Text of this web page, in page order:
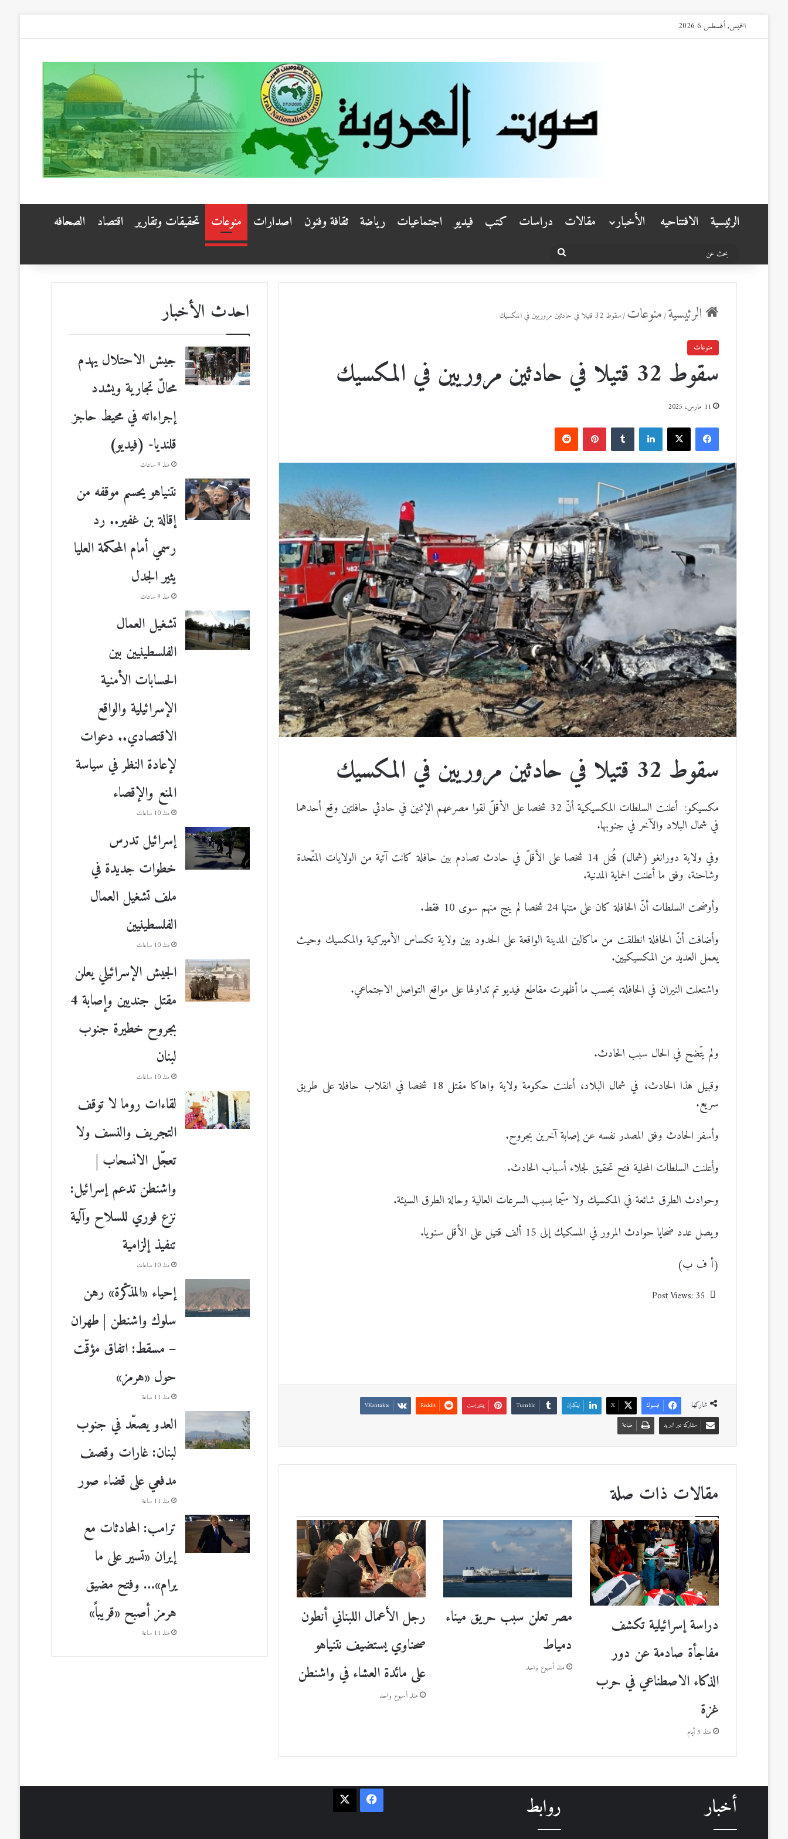
الخميس, أغسطس 6 2026
الرئيسية الافتتاحيه الأخبار مقالات دراسات كتب فيديو اجتماعيات رياضة ثقافة وفنون اصدارات منوعات تحقيقات وتقارير اقتصاد الصحافه
بحث
الرئيسية/منوعات/سقوط 32 قتيلا في حادثين مروريين في المكسيك
منوعات
سقوط 32 قتيلا في حادثين مروريين في المكسيك
11 مارس، 2025
ي
س
و
ك
X
ي
ن
ك
د
إ
T
u
m
b
l
r
ي
ن
ت
ي
ر
ي
س
ت
R
e
d
d
i
t
سقوط 32 قتيلا في حادثين مروريين في المكسيك
مكسيكو: أعلنت السلطات المكسيكية أنّ 32 شخصا على الأقلّ لقوا مصرعهم الإثنين في حادثي حافلتين وقع أحدهما
في شمال البلاد والآخر في جنوبها.
وفي ولاية دورانغو (شمال) قُتل 14 شخصا على الأقلّ في حادث تصادم بين حافلة كانت آتية من الولايات المتّحدة
وشاحنة، وفق ما أعلنت الحماية المدنية.
وأوضحت السلطات أنّ الحافلة كان على متنها 24 شخصا لم ينج منهم سوى 10 فقط.
وأضافت أنّ الحافلة انطلقت من ماكالين المدينة الواقعة على الحدود بين ولاية تكساس الأميركية والمكسيك وحيث
يعمل العديد من المكسيكيين.
واشتعلت النيران في الحافلة، بحسب ما أظهرت مقاطع فيديو تم تداولها على مواقع التواصل الاجتماعي.
ولم يتّضح في الحال سبب الحادث.
وقبيل هذا الحادث، في شمال البلاد، أعلنت حكومة ولاية واهاكا مقتل 18 شخصا في انقلاب حافلة على طريق
سريع.
وأسفر الحادث وفق المصدر نفسه عن إصابة آخرين بجروح.
وأعلنت السلطات المحلية فتح تحقيق لجلاء أسباب الحادث.
وحوادث الطرق شائعة في المكسيك ولا سيّما بسبب السرعات العالية وحالة الطرق السيئة.
ويصل عدد ضحايا حوادث المرور في المسكيك إلى 15 ألف قتيل على الأقل سنويا.
(أ ف ب)
Post Views: 35
شاركها فيسبوك ‫X لينكدإن بينتيريست
مشاركة عبر البريد
طباعة
مقالات ذات صلة
دراسة إسرائيلية تكشف
مفاجأة صادمة عن دور
الذكاء الاصطناعي في حرب
غزة
منذ 5 أيام
مصر تعلن سبب حريق ميناء
دمياط
منذ أسبوع واحد
رجل الأعمال اللبناني أنطون
صحناوي يستضيف نتنياهو
على مائدة العشاء في واشنطن
منذ أسبوع واحد
احدث الأخبار
جيش الاحتلال يهدم
محالّ تجارية ويشدد
إجراءاته في محيط حاجز
قلنديا- (فيديو)
منذ 9 ساعات
نتنياهو يحسم موقفه من
إقالة بن غفير.. رد
رسمي أمام المحكمة العليا
يثير الجدل
منذ 9 ساعات
تشغيل العمال
الفلسطينيين بين
الحسابات الأمنية
الإسرائيلية والواقع
الاقتصادي.. دعوات
لإعادة النظر في سياسة
المنع والإقصاء
منذ 10 ساعات
إسرائيل تدرس
خطوات جديدة في
ملف تشغيل العمال
الفلسطينيين
منذ 10 ساعات
الجيش الإسرائيلي يعلن
مقتل جنديين وإصابة 4
بجروح خطيرة جنوب
لبنان
منذ 10 ساعات
لقاءات روما لا توقف
التجريف والنسف ولا
تعجّل الانسحاب |
واشنطن تدعم إسرائيل:
نزع فوري للسلاح وآلية
تنفيذ إلزامية
منذ 10 ساعات
إحياء «المذكّرة» رهن
سلوك واشنطن | طهران
– مسقط: اتفاق مؤقّت
حول «هرمز»
منذ 11 ساعة
العدو يصعّد في جنوب
لبنان: غارات وقصف
مدفعي على قضاء صور
منذ 11 ساعة
ترامب: المحادثات مع
إيران «تسير على ما
يرام»… وفتح مضيق
هرمز أصبح «قريباً»
منذ 11 ساعة
أخبار روابط فيسبوك